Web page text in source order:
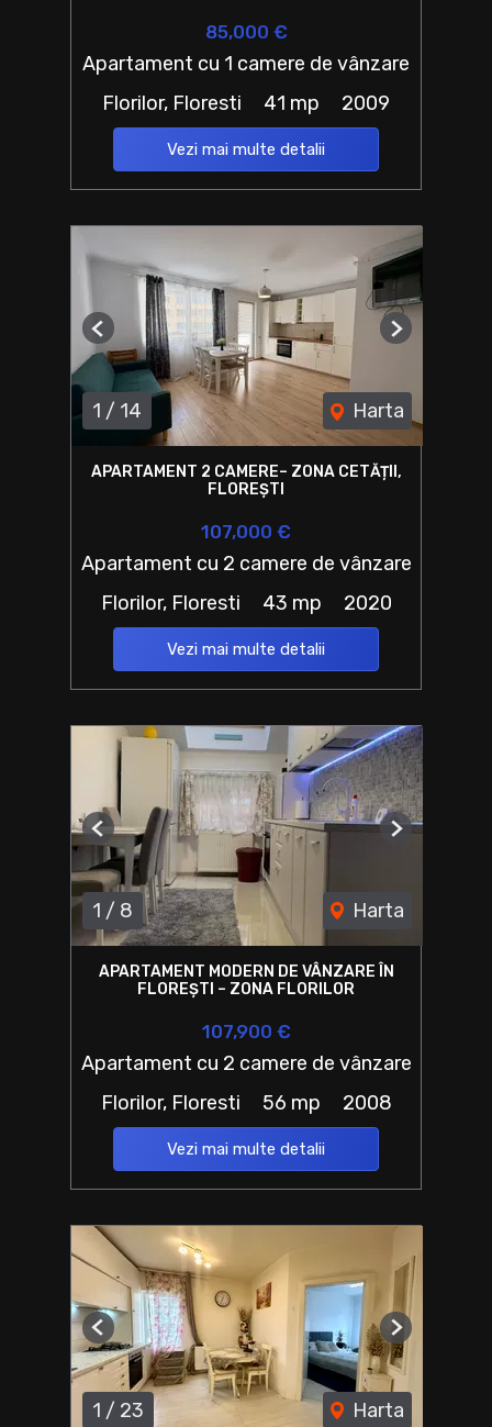
85,000 €
Apartament cu 1 camere de vânzare
Florilor, Floresti
41 mp 2009
Vezi mai multe detalii
1 / 14 Harta
Previous Next
APARTAMENT 2 CAMERE– ZONA CETĂȚII,
FLOREȘTI
107,000 €
Apartament cu 2 camere de vânzare
Florilor, Floresti
43 mp 2020
Vezi mai multe detalii
1 / 8 Harta
Previous Next
APARTAMENT MODERN DE VÂNZARE ÎN
FLOREȘTI – ZONA FLORILOR
107,900 €
Apartament cu 2 camere de vânzare
Florilor, Floresti
56 mp 2008
Vezi mai multe detalii
1 / 23 Harta
Previous Next